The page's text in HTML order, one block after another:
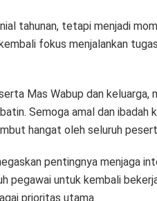
tahunan, tetapi menjadi
fokus menjalankan
Mas Wabup dan
Semoga amal dan
hangat oleh seluruh
pentingnya menjaga
pegawai untuk kembali
prioritas utama.